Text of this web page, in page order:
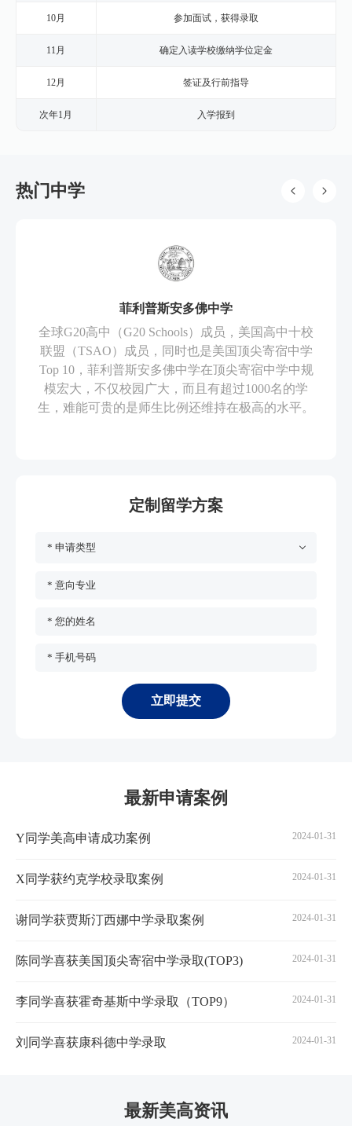
10月 参加面试，获得录取
11月 确定入读学校缴纳学位定金
12月 签证及行前指导
次年1月 入学报到
热门中学
菲利普斯安多佛中学
全球G20高中（G20 Schools）成员，美国高中十校
联盟（TSAO）成员，同时也是美国顶尖寄宿中学
Top 10，菲利普斯安多佛中学在顶尖寄宿中学中规
模宏大，不仅校园广大，而且有超过1000名的学
生，难能可贵的是师生比例还维持在极高的水平。
定制留学方案
* 申请类型
* 意向专业
* 您的姓名
* 手机号码
立即提交
最新申请案例
Y同学美高申请成功案例 2024-01-31
X同学获约克学校录取案例 2024-01-31
谢同学获贾斯汀西娜中学录取案例 2024-01-31
陈同学喜获美国顶尖寄宿中学录取(TOP3) 2024-01-31
李同学喜获霍奇基斯中学录取（TOP9） 2024-01-31
刘同学喜获康科德中学录取 2024-01-31
最新美高资讯